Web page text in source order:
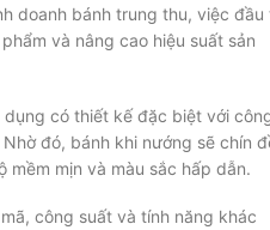
doanh bánh trung thu, việc đầu
và nâng cao hiệu suất sản
dụng có thiết kế đặc biệt với
đó, bánh khi nướng sẽ chín
mịn và màu sắc hấp dẫn.
công suất và tính năng khác